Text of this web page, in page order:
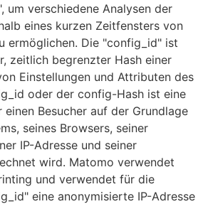
um verschiedene Analysen der
eines kurzen Zeitfensters von
ermöglichen. Die "config_id" ist
zeitlich begrenzter Hash einer
Einstellungen und Attributen des
oder der config-Hash ist eine
Besucher auf der Grundlage
seines Browsers, seiner
IP-Adresse und seiner
wird. Matomo verwendet
und verwendet für die
eine anonymisierte IP-Adresse